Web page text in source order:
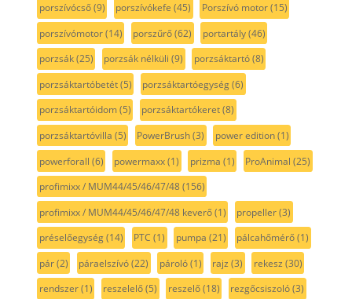
porszívócső(9) porszívókefe (45) Porszívó motor(15)
porszívómotor(14) porszűrő(62) portartály(46)
porzsák(25) porzsák nélküli (9) porzsáktartó(8)
porzsáktartóbetét(5) porzsáktartóegység(6)
porzsáktartóidom(5) porzsáktartókeret(8)
porzsáktartóvilla (5) PowerBrush(3) power edition(1)
powerforall (6) powermaxx(1) prizma (1) ProAnimal (25)
profimixx / MUM44/45/46/47/48(156)
profimixx / MUM44/45/46/47/48 keverő(1) propeller(3)
préselőegység(14) PTC (1) pumpa (21) pálcahőmérő(1)
pár(2) páraelszívó(22) pároló(1) rajz (3) rekesz (30)
rendszer(1) reszelelő(5) reszelő(18) rezgőcsiszoló(3)